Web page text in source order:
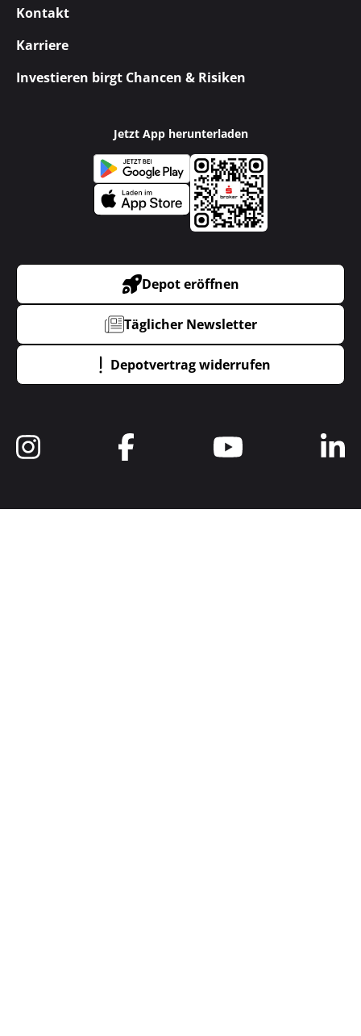
Kontakt
Karriere
Investieren birgt Chancen & Risiken
Jetzt App herunterladen
Depot eröffnen
Täglicher Newsletter
Depotvertrag widerrufen